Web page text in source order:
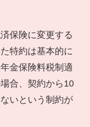
保険に変更する
特約は基本的に
金保険料税制適
合、契約から10
いという制約が